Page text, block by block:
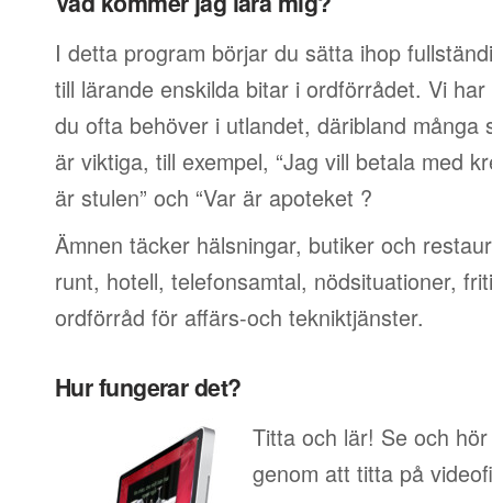
I detta program börjar du sätta ihop
till lärande enskilda bitar i ordförrådet. Vi
du ofta behöver i utlandet, däribland många
är viktiga, till exempel, “Jag vill betala med
är stulen” och “Var är apoteket ?
Ämnen täcker hälsningar, butiker och
runt, hotell, telefonsamtal, nödsituationer,
ordförråd för affärs-och tekniktjänster.
Hur fungerar det?
Titta och lär! Se och
genom att titta på